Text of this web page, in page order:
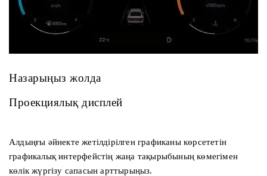
Назарыңыз жолда
Проекциялық дисплей
Алдыңғы әйнекте жетілдірілген графиканы көрсететін
графикалық интерфейстің жаңа тақырыбының көмегімен
көлік жүргізу сапасын арттырыңыз.